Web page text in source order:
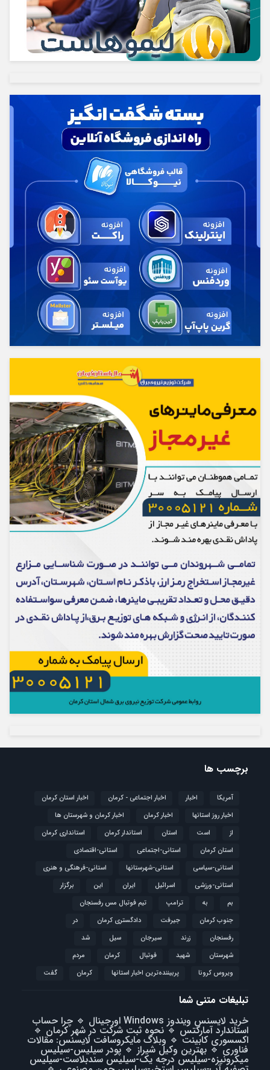
برچسب ها
آمریکا اخبار اخبار اجتماعی - کرمان
اخبار استان کرمان
اخبار روز استانها
اخبار کرمان
اخبار کرمان و شهرستان ها
از
است استان استاندار کرمان
استانداری کرمان
استان کرمان
استانی-اجتماعی
استانی-اقتصادی
استانی-سیاسی
استانی-شهرستانها
استانی-فرهنگی و هنری
استانی-ورزشی
اسرائیل ایران این
برگزار
بم
به ترامپ
تیم فوتبال مس رفسنجان
جنوب کرمان
جیرفت دادگستری کرمان
در
رفسنجان
زرند سیرجان سیل
شد
شهرستان
شهید فوتبال كرمان
مردم
ویروس کرونا
پربیننده‌ترین اخبار استانها کرمان گفت
تبلیغات متنی شما
خرید لایسنس ویندوز Windows اورجینال
🔹 چرا حساب
استاندارد آمارکتس 🔹نحوه ثبت شرکت در شهر کرمان 🔹
اکسسوری کابینت 🔹 وبلاگ مایکروسافت لایسنس: مقالات
فناوری🔹 بهترین وکیل شیراز 🔹پودر سیلیس-سیلیس
میکرونیزه-سیلیس درجه یک-سیلیس سندبلاست-سیلیس